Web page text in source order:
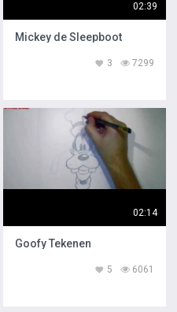
02:39
Mickey de Sleepboot
7299
3
02:14
Goofy Tekenen
6061
5